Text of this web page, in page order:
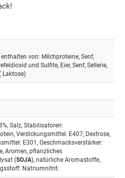
von: Milchproteine, Senf,
und Sulfite, Eier, Senf, Sellerie,
Laktose)
Salz, Stabilisatoren:
Verdickungsmittel: E407, Dextrose,
E301, Geschmacksverstärker:
Aromen, pflanzliches
(SOJA), natürliche Aromastoffe,
Natriumnitrit.